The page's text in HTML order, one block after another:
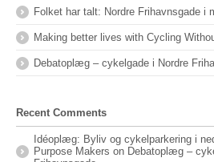
Folket har talt: Nordre Frihavnsgade i
Making better lives with Cycling
Debatoplæg – cykelgade i Nordre
Recent Comments
Idéoplæg: Byliv og cykelparkering i
Purpose Makers on Debatoplæg –